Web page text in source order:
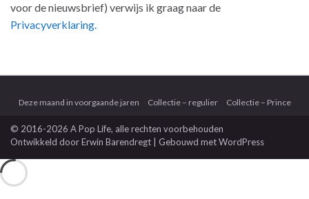
voor de nieuwsbrief) verwijs ik graag naar de
Privacyverklaring.
Deze maand in voorgaande jaren Collectie – regulier Collectie – Prince
© 2016-2026 A Pop Life, alle rechten voorbehouden
Ontwikkeld doorErwin Barendregt | Gebouwd metWordPress